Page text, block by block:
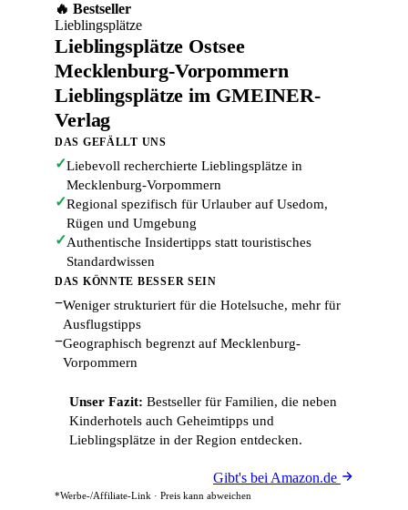
🔥 Bestseller
Lieblingsplätze
Lieblingsplätze Ostsee
Mecklenburg-Vorpommern
Lieblingsplätze im GMEINER-
Verlag
DAS GEFÄLLT UNS
✓Liebevoll recherchierte Lieblingsplätze in
Mecklenburg-Vorpommern
✓Regional spezifisch für Urlauber auf Usedom,
Rügen und Umgebung
✓Authentische Insidertipps statt touristisches
Standardwissen
DAS KÖNNTE BESSER SEIN
−Weniger strukturiert für die Hotelsuche, mehr für
Ausflugstipps
−Geographisch begrenzt auf Mecklenburg-
Vorpommern
Unser Fazit: Bestseller für Familien, die neben
Kinderhotels auch Geheimtipps und
Lieblingsplätze in der Region entdecken.
Gibt's bei Amazon.de
*Werbe-/Affiliate-Link · Preis kann abweichen